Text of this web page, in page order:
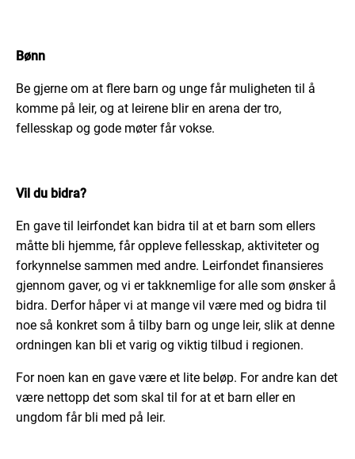
Bønn
Be gjerne om at flere barn og unge får muligheten til å
komme på leir, og at leirene blir en arena der tro,
fellesskap og gode møter får vokse.
Vil du bidra?
En gave til leirfondet kan bidra til at et barn som ellers
måtte bli hjemme, får oppleve fellesskap, aktiviteter og
forkynnelse sammen med andre. Leirfondet finansieres
gjennom gaver, og vi er takknemlige for alle som ønsker å
bidra. Derfor håper vi at mange vil være med og bidra til
noe så konkret som å tilby barn og unge leir, slik at denne
ordningen kan bli et varig og viktig tilbud i regionen.
For noen kan en gave være et lite beløp. For andre kan det
være nettopp det som skal til for at et barn eller en
ungdom får bli med på leir.